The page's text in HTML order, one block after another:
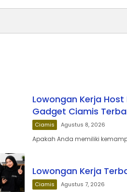
Lowongan Kerja
Gadget Ciamis
Ciamis Agustus 8, 2026
Apakah Anda memiliki
Lowongan Kerja
Ciamis Agustus 7, 2026